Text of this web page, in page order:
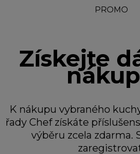
PROMO
Získejte
K nákupu vybraného
řady Chef získáte
výběru zcela zdarma.